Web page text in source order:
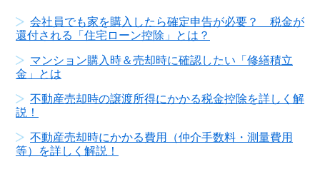
会社員でも家を購入したら確定申告が必要？ 税金が
還付される「住宅ローン控除」とは？
マンション購入時＆売却時に確認したい「修繕積立
金」とは
不動産売却時の譲渡所得にかかる税金控除を詳しく解
説！
不動産売却時にかかる費用（仲介手数料・測量費用
等）を詳しく解説！